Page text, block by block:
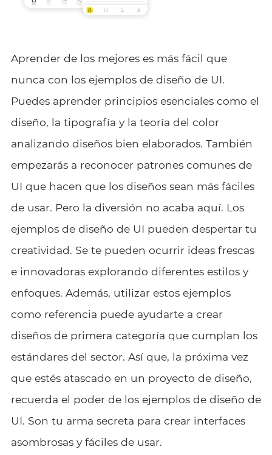
Aprender de los mejores es más fácil que
nunca con los ejemplos de diseño de UI.
Puedes aprender principios esenciales como el
diseño, la tipografía y la teoría del color
analizando diseños bien elaborados. También
empezarás a reconocer patrones comunes de
UI que hacen que los diseños sean más fáciles
de usar. Pero la diversión no acaba aquí. Los
ejemplos de diseño de UI pueden despertar tu
creatividad. Se te pueden ocurrir ideas frescas
e innovadoras explorando diferentes estilos y
enfoques. Además, utilizar estos ejemplos
como referencia puede ayudarte a crear
diseños de primera categoría que cumplan los
estándares del sector. Así que, la próxima vez
que estés atascado en un proyecto de diseño,
recuerda el poder de los ejemplos de diseño de
UI. Son tu arma secreta para crear interfaces
asombrosas y fáciles de usar.